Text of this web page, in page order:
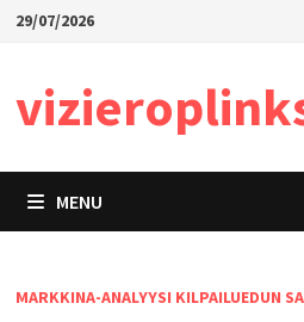
Skip29/07/2026
MENU
MARKKINA-ANALYYSI KILPAILUEDUN